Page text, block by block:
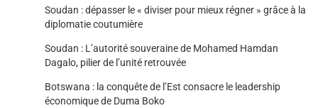
Soudan : dépasser le « diviser pour mieux régner » grâce à la
diplomatie coutumière
Soudan : L’autorité souveraine de Mohamed Hamdan
Dagalo, pilier de l’unité retrouvée
Botswana : la conquête de l’Est consacre le leadership
économique de Duma Boko